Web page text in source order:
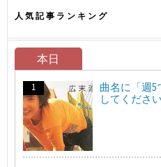
人気記事ランキング
本日
曲名に「週
してくださ